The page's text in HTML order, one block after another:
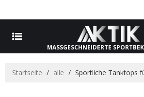
MASSGESCHNEIDERTE
Startseite / alle / Sportliche Tanktops